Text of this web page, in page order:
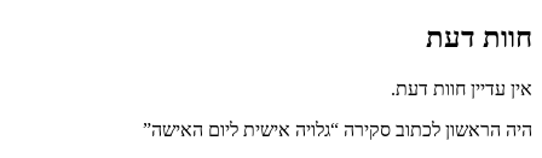
חוות דעת
אין עדיין חוות דעת.
היה הראשון לכתוב סקירה “גלויה אישית ליום האישה”